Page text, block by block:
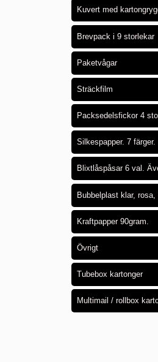
Kuvert med
Brevpack i 9 storlekar
Paketvågar
Sträckfilm
Packsedelsfickor 4
Silkespapper. 7 färger.
Blixtlåspåsar 6 val.
Bubbelplast klar,
Kraftpapper 90gram.
Övrigt
Tubebox kartonger
Multimail / rollbox